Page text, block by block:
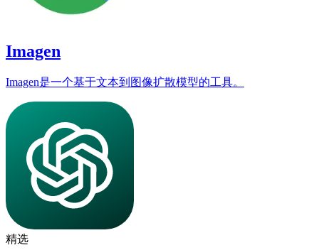
Imagen
Imagen是一个基于文本到图像扩散模型的工具。
精选